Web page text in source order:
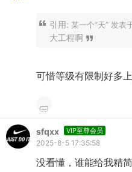
引用: 某一个“天” 发
大工程啊
可惜等级有限制好多
sfqxx VIP至尊会员
2025-8-5 17:35:58
没看懂，谁能给我精